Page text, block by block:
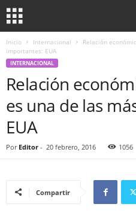
Inicio Internacional
Relación
importantes: EUA
INTERNACIONAL
Relación
es una de las
EUA
Por Editor - 20 febrero, 2016 1056
Compartir